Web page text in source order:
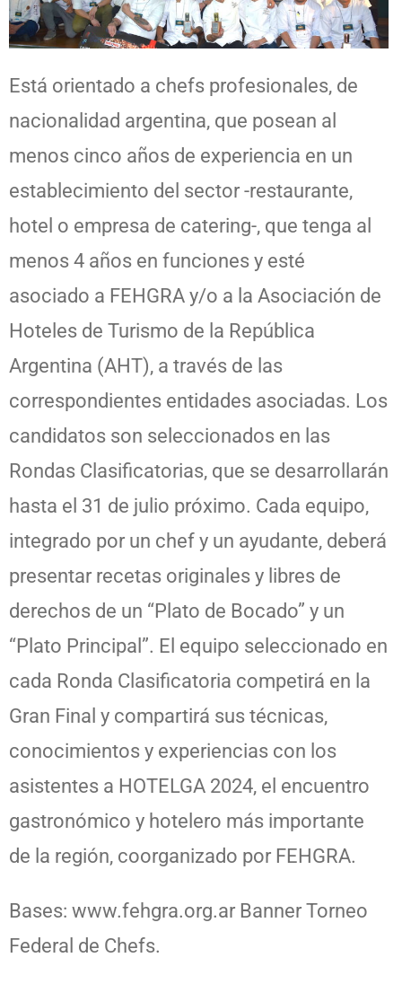
Está orientado a chefs profesionales, de
nacionalidad argentina, que posean al
menos cinco años de experiencia en un
establecimiento del sector -restaurante,
hotel o empresa de catering-, que tenga al
menos 4 años en funciones y esté
asociado a FEHGRA y/o a la Asociación de
Hoteles de Turismo de la República
Argentina (AHT), a través de las
correspondientes entidades asociadas. Los
candidatos son seleccionados en las
Rondas Clasificatorias, que se desarrollarán
hasta el 31 de julio próximo. Cada equipo,
integrado por un chef y un ayudante, deberá
presentar recetas originales y libres de
derechos de un “Plato de Bocado” y un
“Plato Principal”. El equipo seleccionado en
cada Ronda Clasificatoria competirá en la
Gran Final y compartirá sus técnicas,
conocimientos y experiencias con los
asistentes a HOTELGA 2024, el encuentro
gastronómico y hotelero más importante
de la región, coorganizado por FEHGRA.
Bases: www.fehgra.org.ar Banner Torneo
Federal de Chefs.